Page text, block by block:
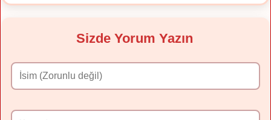
Sizde Yorum Yazın